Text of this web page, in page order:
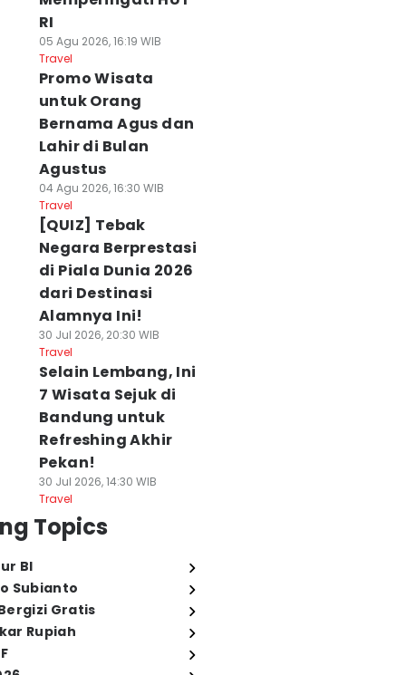
RI
05 Agu 2026, 16:19 WIB
Travel
Promo Wisata
untuk Orang
Bernama Agus dan
Lahir di Bulan
Agustus
04 Agu 2026, 16:30 WIB
Travel
[QUIZ] Tebak
Negara Berprestasi
di Piala Dunia 2026
dari Destinasi
Alamnya Ini!
30 Jul 2026, 20:30 WIB
Travel
Selain Lembang, Ini
7 Wisata Sejuk di
Bandung untuk
Refreshing Akhir
Pekan!
30 Jul 2026, 14:30 WIB
Travel
Topics
BI
Subianto
Gratis
Rupiah